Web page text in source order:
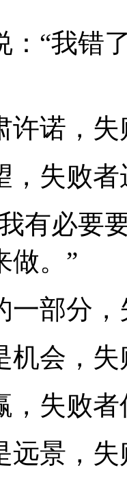
：“我错
许诺，
，失败
有必要
做。”
一部分
机会，
，失败
远景，